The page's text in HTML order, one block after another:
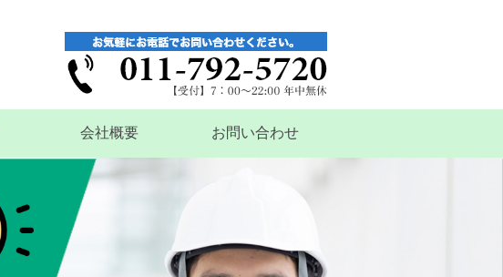
会社概要 お問い合わせ